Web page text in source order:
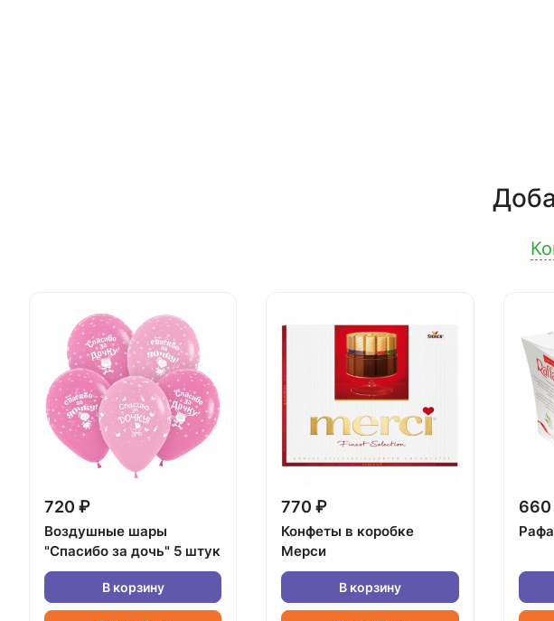
720 ₽
Воздушные шары
"Спасибо за дочь" 5 штук
В корзину
770 ₽
Конфеты в коробке
Мерси
В корзину